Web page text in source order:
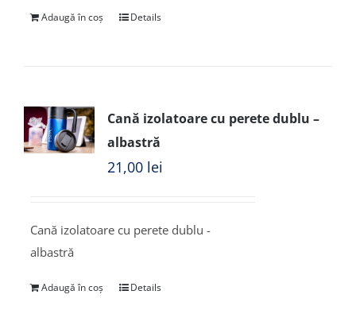
Adaugă în coș Details
Cană izolatoare cu perete dublu –
albastră
21,00 lei
Cană izolatoare cu perete dublu -
albastră
Adaugă în coș Details